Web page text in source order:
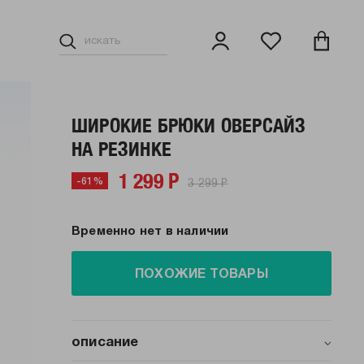
ШИРОКИЕ БРЮКИ ОВЕРСАЙЗ
НА РЕЗИНКЕ
-61% 1 299 Р 3 299 Р
Временно нет в наличии
ПОХОЖИЕ ТОВАРЫ
описание